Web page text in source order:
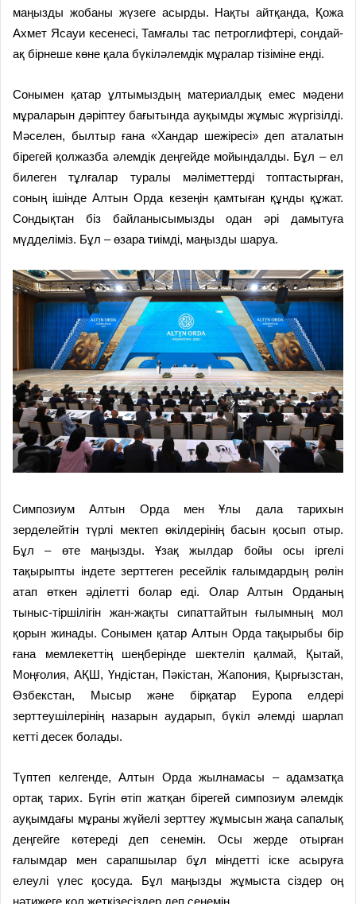
маңызды жобаны жүзеге асырды. Нақты айтқанда, Қожа
Ахмет Ясауи кесенесі, Тамғалы тас петроглифтері, сондай-
ақ бірнеше көне қала бүкіләлемдік мұралар тізіміне енді.
Сонымен қатар ұлтымыздың материалдық емес мәдени
мұраларын дәріптеу бағытында ауқымды жұмыс жүргізілді.
Мәселен, былтыр ғана «Хандар шежіресі» деп аталатын
бірегей қолжазба әлемдік деңгейде мойындалды. Бұл – ел
билеген тұлғалар туралы мәліметтерді топтастырған,
соның ішінде Алтын Орда кезеңін қамтыған құнды құжат.
Сондықтан біз байланысымызды одан әрі дамытуға
мүдделіміз. Бұл – өзара тиімді, маңызды шаруа.
Симпозиум Алтын Орда мен Ұлы дала тарихын
зерделейтін түрлі мектеп өкілдерінің басын қосып отыр.
Бұл – өте маңызды. Ұзақ жылдар бойы осы іргелі
тақырыпты індете зерттеген ресейлік ғалымдардың рөлін
атап өткен әділетті болар еді. Олар Алтын Орданың
тыныс-тіршілігін жан-жақты сипаттайтын ғылымның мол
қорын жинады. Сонымен қатар Алтын Орда тақырыбы бір
ғана мемлекеттің шеңберінде шектеліп қалмай, Қытай,
Моңғолия, АҚШ, Үндістан, Пәкістан, Жапония, Қырғызстан,
Өзбекстан, Мысыр және бірқатар Еуропа елдері
зерттеушілерінің назарын аударып, бүкіл әлемді шарлап
кетті десек болады.
Түптеп келгенде, Алтын Орда жылнамасы – адамзатқа
ортақ тарих. Бүгін өтіп жатқан бірегей симпозиум әлемдік
ауқымдағы мұраны жүйелі зерттеу жұмысын жаңа сапалық
деңгейге көтереді деп сенемін. Осы жерде отырған
ғалымдар мен сарапшылар бұл міндетті іске асыруға
елеулі үлес қосуда. Бұл маңызды жұмыста сіздер оң
нәтижеге қол жеткізесіздер деп сенемін.